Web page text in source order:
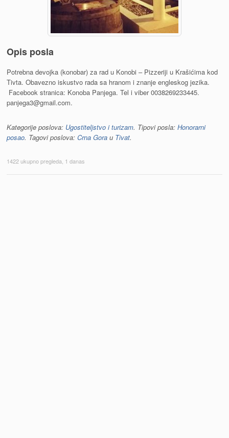
Opis posla
Potrebna devojka (konobar) za rad u Konobi – Pizzeriji u Krašićima kod
Tivta. Obavezno iskustvo rada sa hranom i znanje engleskog jezika.
Facebook stranica: Konoba Panjega. Tel i viber 0038269233445.
panjega3@gmail.com.
Kategorije poslova: Ugostiteljstvo i turizam. Tipovi posla:Honorarni
posao. Tagovi poslova:Crna Gora и Tivat.
1422 ukupno pregleda, 1 danas